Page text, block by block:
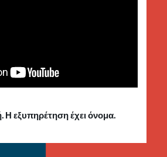
Η εξυπηρέτηση έχει όνομα.